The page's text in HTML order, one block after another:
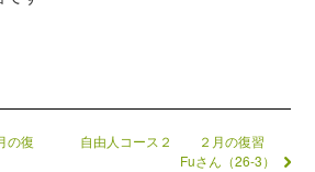
復
自由人コース２ ２月の復習
Fuさん（26-3）